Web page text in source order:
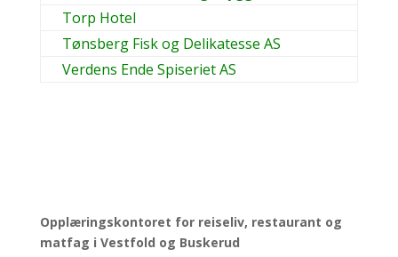
Torp Hotel
Tønsberg Fisk og Delikatesse AS
Verdens Ende Spiseriet AS
Opplæringskontoret for reiseliv, restaurant og
matfag i Vestfold og Buskerud